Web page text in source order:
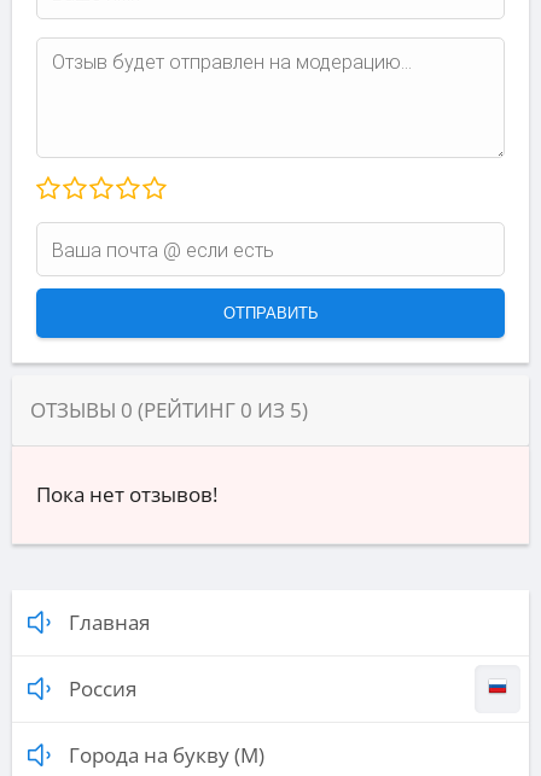
ОТЗЫВЫ 0 (РЕЙТИНГ 0 ИЗ 5)
Пока нет отзывов!
Главная
Россия
Города на букву (М)